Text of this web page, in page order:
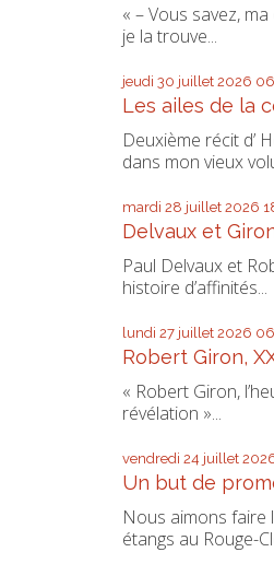
« – Vous savez,
je la trouve...
jeudi 30 juillet 2026
Les ailes de la
Deuxième récit d’
dans mon vieux
mardi 28 juillet 2026
Delvaux et
Paul Delvaux et
histoire d’affinités...
lundi 27 juillet 2026
Robert Giron,
« Robert Giron,
révélation »...
vendredi 24 juillet
Un but de
Nous aimons faire
étangs au Rouge-